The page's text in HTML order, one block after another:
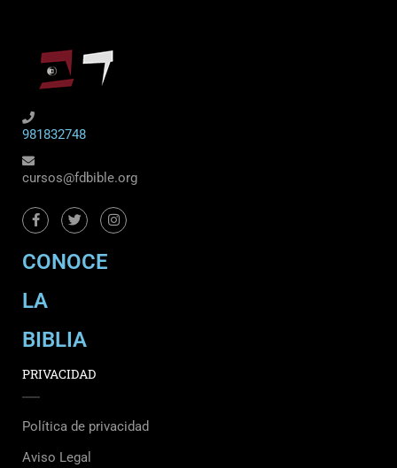
981832748
cursos@fdbible.org
CONOCE
LA
BIBLIA
PRIVACIDAD
Política de privacidad
Aviso Legal